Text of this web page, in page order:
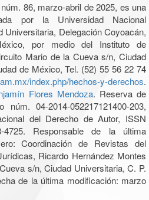
86, marzo-abril de 2025, es una
por la Universidad Nacional
Delegación Coyoacán,
por medio del Instituto de
Mario de la Cueva s/n, Ciudad
de México, Tel. (52) 55 56 22 74
index.php/hechos-y-derechos.
Flores Mendoza. Reserva de
04-2014-052217121400-203,
del Derecho de Autor, ISSN
4725. Responsable de la última
Coordinación de Revistas del
Ricardo Hernández Montes
s/n, Ciudad Universitaria, C. P.
de la última modificación: marzo